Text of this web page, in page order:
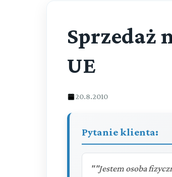
Sprzedaż
UE
20.8.2010
Pytanie klienta:
""Jestem osoba